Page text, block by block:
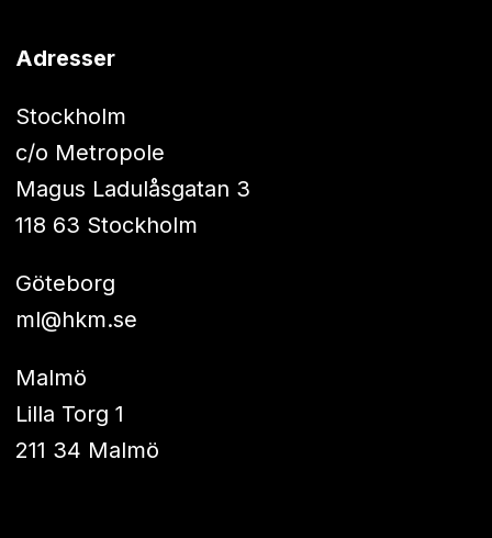
Adresser
Stockholm
c/o Metropole
Magus Ladulåsgatan 3
118 63 Stockholm
Göteborg
ml@hkm.se
Malmö
Lilla Torg 1
211 34 Malmö